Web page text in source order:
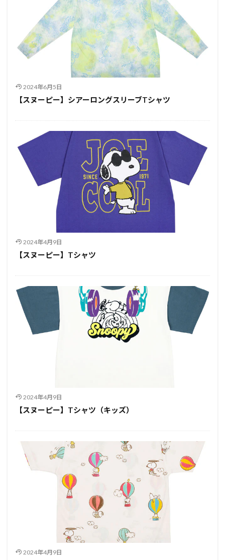
2024年6月5日
【スヌーピー】シアーロングスリーブTシャツ
2024年4月9日
【スヌーピー】Tシャツ
2024年4月9日
【スヌーピー】Tシャツ（キッズ）
2024年4月9日